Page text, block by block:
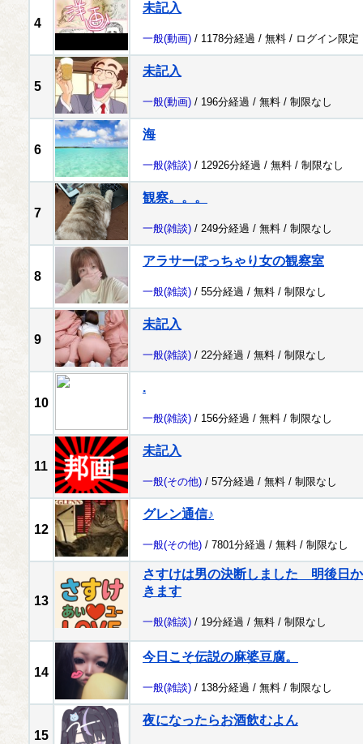
4
未記入
一般(動画) / 1178分経過 / 無料 / ログイン限定
5
未記入
一般(動画) / 196分経過 / 無料 / 制限なし
6
海
一般(雑談) / 12926分経過 / 無料 / 制限なし
7
観察。。。
一般(雑談) / 249分経過 / 無料 / 制限なし
8
アラサーぽっちゃり女の観察室
一般(雑談) / 55分経過 / 無料 / 制限なし
9
未記入
一般(雑談) / 22分経過 / 無料 / 制限なし
10
.
一般(雑談) / 156分経過 / 無料 / 制限なし
11
未記入
一般(その他) / 57分経過 / 無料 / 制限なし
12
グレン通信♪
一般(その他) / 7801分経過 / 無料 / 制限なし
13
さすけは男の決断しました 明後日
きます
一般(雑談) / 19分経過 / 無料 / 制限なし
14
今日こそ伝説の麻婆豆腐。
一般(雑談) / 138分経過 / 無料 / 制限なし
15
夜になったらお酒飲むよん